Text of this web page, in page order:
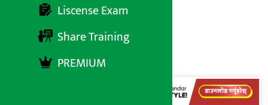
Liscense Exam
Share Training
PREMIUM
अर्थ सरोकार
३२ असार २०७९, शनि